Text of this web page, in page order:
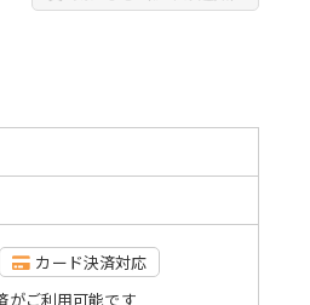
カード決済対応
がご利用可能です